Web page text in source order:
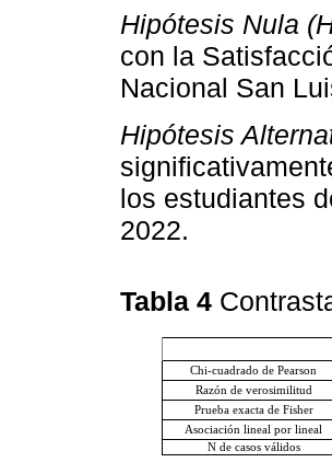
Hipótesis Nula
con la
Nacional San
Hipótesis
los estudiantes
2022.
Tabla 4
Chi-cuadrado de Pearson
Razón de verosimilitud
Prueba exacta de Fisher
Asociación lineal por lineal
N de casos válidos